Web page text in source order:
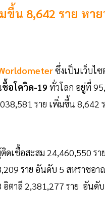
ขึ้น 8,642 ราย ห
ซึ่งเป็นเว็บไ
เชื้อโควิด-19 ทั่วโลก อยู่ที่
ราย เพิ่มขึ้น 8,642
เชื้อสะสม 24,460,550 ร
ราย อันดับ 5 สหราชอ
ตาลี 2,381,277 ราย อันดั